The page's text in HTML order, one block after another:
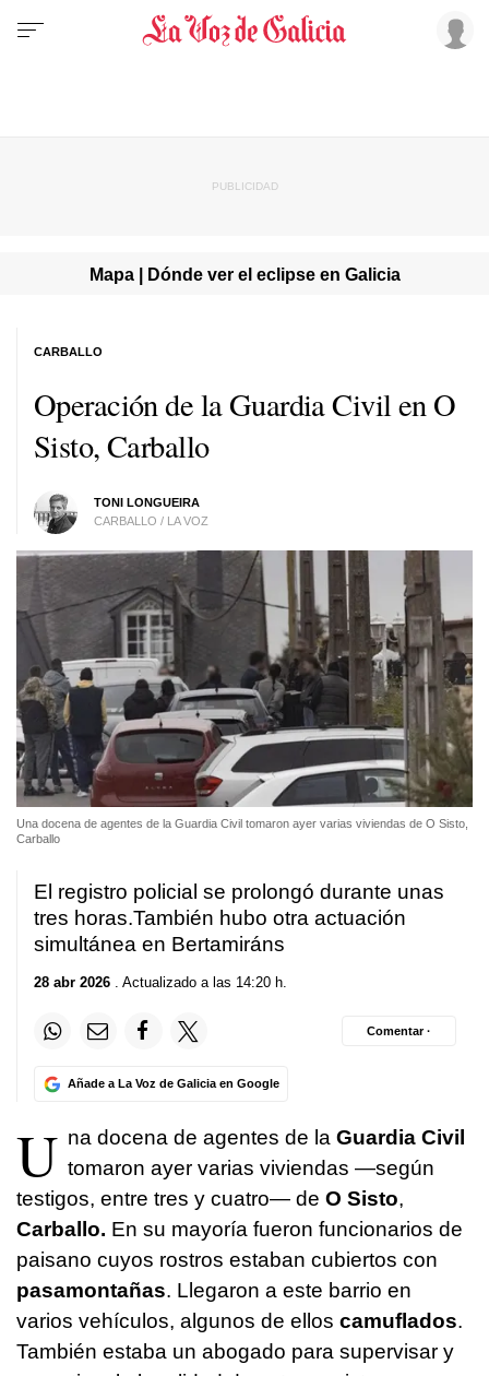
Mapa | Dónde ver el eclipse en Galicia
Operación de la Guardia Civil en O
Sisto, Carballo
TONI LONGUEIRA
CARBALLO / LA VOZ
CARBALLO
Una docena de agentes de la Guardia Civil tomaron ayer varias viviendas de O Sisto,
Carballo
El registro policial se prolongó durante unas
tres horas.También hubo otra actuación
simultánea en Bertamiráns
28 abr 2026 . Actualizado a las 14:20 h.
Añade a La Voz de Galicia en Google
Comentar ·
U na docena de agentes de la Guardia Civil
tomaron ayer varias viviendas —según
testigos, entre tres y cuatro— de O Sisto,
Carballo. En su mayoría fueron funcionarios de
paisano cuyos rostros estaban cubiertos con
pasamontañas. Llegaron a este barrio en
varios vehículos, algunos de ellos camuflados.
También estaba un abogado para supervisar y